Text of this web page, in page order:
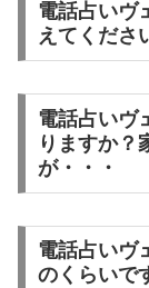
電話占いヴ
えてくださ
電話占いヴ
りますか？
が・・・
電話占いヴ
のくらいで